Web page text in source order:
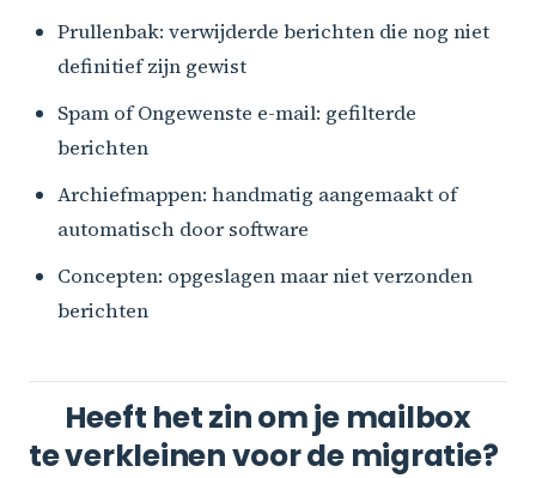
Prullenbak: verwijderde berichten die nog niet
definitief zijn gewist
Spam of Ongewenste e-mail: gefilterde
berichten
Archiefmappen: handmatig aangemaakt of
automatisch door software
Concepten: opgeslagen maar niet verzonden
berichten
Heeft het zin om je mailbox
te verkleinen voor de migratie?